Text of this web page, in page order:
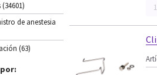
de anestesia
(63)